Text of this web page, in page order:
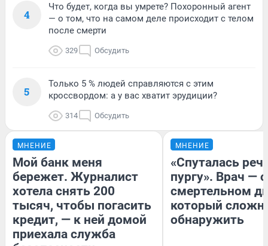
4
Что будет, когда вы умрете? Похоронный агент
— о том, что на самом деле происходит с телом
после смерти
329 Обсудить
5
Только 5 % людей справляются с этим
кроссвордом: а у вас хватит эрудиции?
314 Обсудить
МНЕНИЕ
Мой банк меня
бережет. Журналист
хотела снять 200
тысяч, чтобы погасить
кредит, — к ней домой
приехала служба
МНЕНИЕ
«Спуталась
пургу». Врач — о
смертельном
который
обнаружить